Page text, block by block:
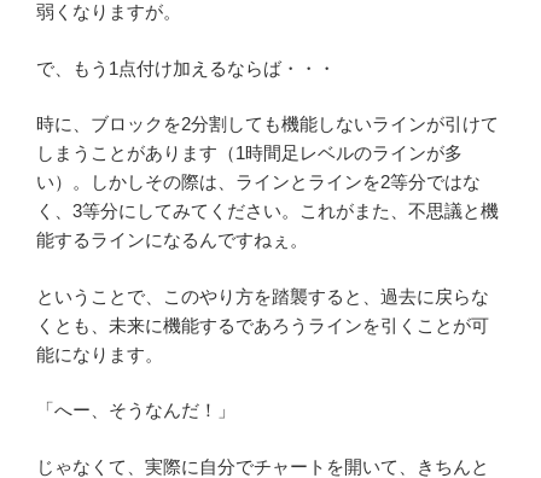
弱くなりますが。
で、もう1点付け加えるならば・・・
時に、ブロックを2分割しても機能しないラインが引けて
しまうことがあります（1時間足レベルのラインが多
い）。しかしその際は、ラインとラインを2等分ではな
く、3等分にしてみてください。これがまた、不思議と機
能するラインになるんですねぇ。
ということで、このやり方を踏襲すると、過去に戻らな
くとも、未来に機能するであろうラインを引くことが可
能になります。
「へー、そうなんだ！」
じゃなくて、実際に自分でチャートを開いて、きちんと